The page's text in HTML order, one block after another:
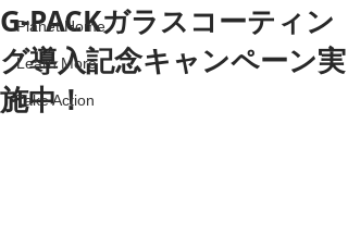
Planet Home
Learn More
Take Action
G-PACKガラスコーティン
グ導入記念キャンペーン実
施中！